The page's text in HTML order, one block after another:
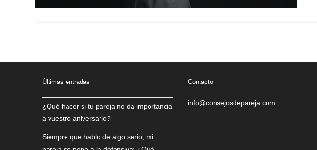
Últimas entradas
¿Qué hacer si tu pareja no da importancia
a vuestro aniversario?
Siempre que hablo de algo serio, mi
Contacto
info@consejosdepareja.com